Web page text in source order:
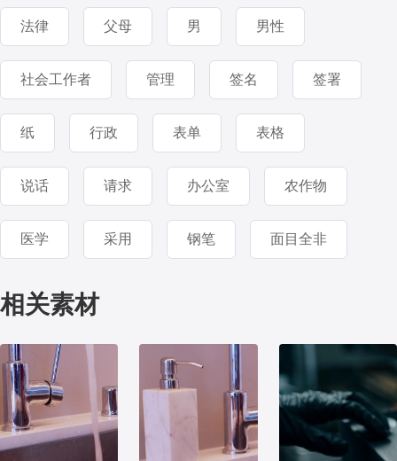
法律 父母 男 男性
社会工作者 管理 签名 签署
纸 行政 表单 表格
说话 请求 办公室 农作物
医学 采用 钢笔 面目全非
相关素材